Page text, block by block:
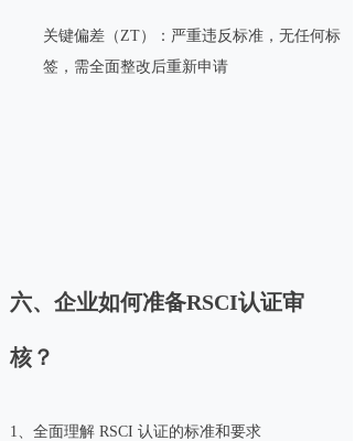
关键偏差（ZT）：严重违反标准，无任何标
签，需全面整改后重新申请
六、企业如何准备RSCI认证审
核？
1、全面理解 RSCI 认证的标准和要求